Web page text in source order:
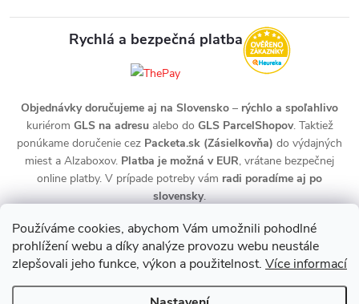
Používáme cookies, abychom Vám umožnili pohodlné
prohlížení webu a díky analýze provozu webu neustále
zlepšovali jeho funkce, výkon a použitelnost. Více informací
Rychlá a bezpečná platba
Objednávky doručujeme aj na Slovensko – rýchlo a spoľahlivo
kuriérom GLS na adresualebo do GLS ParcelShopov. Taktiež
ponúkame doručenie cez Packeta.sk (Zásielkovňa) do výdajných
miest a Alzaboxov. Platba je možná v EUR, vrátane bezpečnej
online platby. V prípade potreby vám radi poradíme aj po
slovensky.